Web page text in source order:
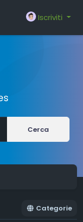
Iscriviti
Cerca
Categorie